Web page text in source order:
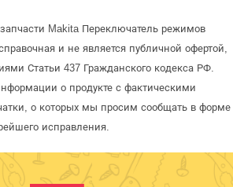
Makita Переключатель режимов
и не является публичной офертой,
Статьи 437 Гражданского кодекса РФ.
о продукте с фактическими
о которых мы просим сообщать в форме
исправления.